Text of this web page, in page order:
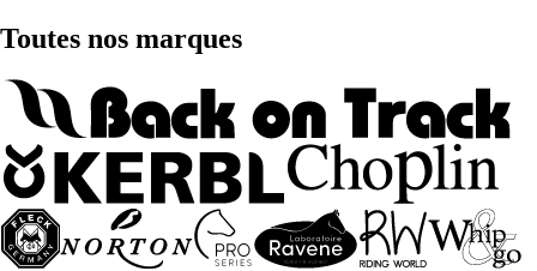
Toutes nos marques